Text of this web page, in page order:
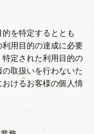
を特定するととも
用目的の達成に必要
定された利用目的の
取扱いを行わないた
けるお客様の個人情